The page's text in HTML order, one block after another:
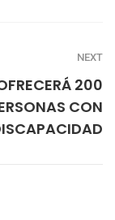
NEXT
200
CON